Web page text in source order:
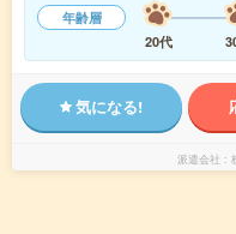
年齢層
20代
気になる!
派遣会社